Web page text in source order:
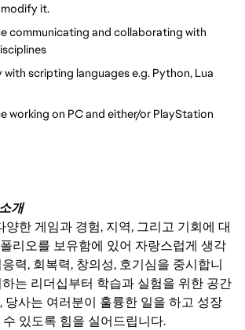
it.
communicating and collaborating with
with scripting languages e.g. Python, Lua
working on PC and either/or PlayStation
개
양한 게임과 경험, 지역, 그리고 기회에 대
리오를 보유함에 있어 자랑스럽게 생각
력, 회복력, 창의성, 호기심을 중시합니
는 리더십부터 학습과 실험을 위한 공간
당사는 여러분이 훌륭한 일을 하고 성장
있도록 힘을 실어드립니다.